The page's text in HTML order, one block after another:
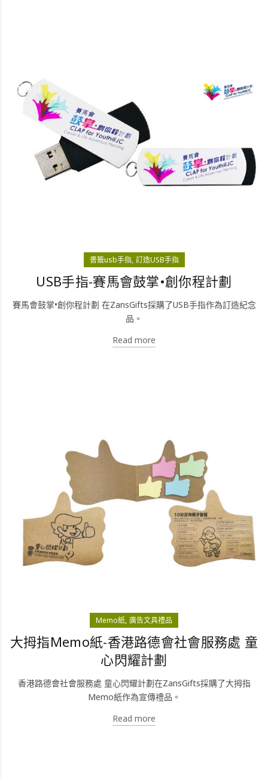
書籤usb手指 訂造USB手指
USB手指-賽馬會鼓掌•創你程計劃
賽馬會鼓掌•創你程計劃 在ZansGifts採購了USB手指作為訂造紀念
品。
Read more
Memo紙 廣告文具禮品
大拇指Memo紙-香港路德會社會服務處 童
心閃耀計劃
香港路德會社會服務處 童心閃耀計劃在ZansGifts採購了大拇指
Memo紙作為宣傳禮品。
Read more